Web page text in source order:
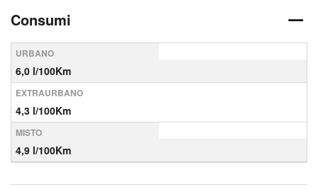
Consumi
URBANO
6,0 l/100Km
EXTRAURBANO
4,3 l/100Km
MISTO
4,9 l/100Km